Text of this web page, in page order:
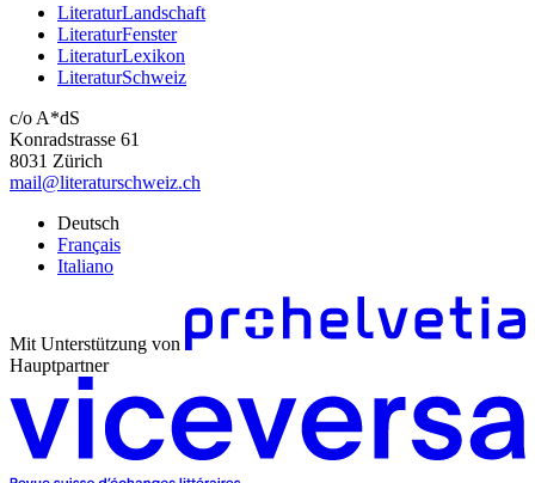
LiteraturLandschaft
LiteraturFenster
LiteraturLexikon
LiteraturSchweiz
c/o A*dS
Konradstrasse 61
8031 Zürich
mail@literaturschweiz.ch
Deutsch
Français
Italiano
Mit Unterstützung von
Hauptpartner